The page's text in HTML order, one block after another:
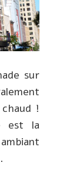
sur
!
est la